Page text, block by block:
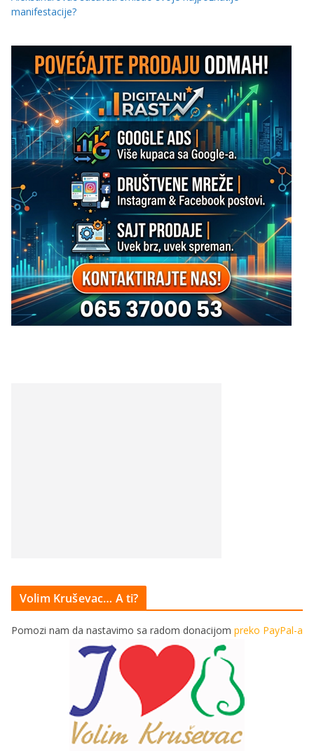
manifestacije?
Volim Kruševac… A ti?
Pomozi nam da nastavimo sa radom donacijom preko PayPal-a